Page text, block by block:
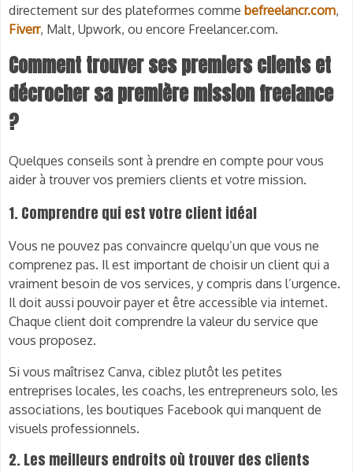
directement sur des plateformes comme befreelancr.com,
Fiverr, Malt, Upwork, ou encore Freelancer.com.
Comment trouver ses premiers clients et
décrocher sa première mission freelance
?
Quelques conseils sont à prendre en compte pour vous
aider à trouver vos premiers clients et votre mission.
1. Comprendre qui est votre client idéal
Vous ne pouvez pas convaincre quelqu’un que vous ne
comprenez pas. Il est important de choisir un client qui a
vraiment besoin de vos services, y compris dans l’urgence.
Il doit aussi pouvoir payer et être accessible via internet.
Chaque client doit comprendre la valeur du service que
vous proposez.
Si vous maîtrisez Canva, ciblez plutôt les petites
entreprises locales, les coachs, les entrepreneurs solo, les
associations, les boutiques Facebook qui manquent de
visuels professionnels.
2. Les meilleurs endroits où trouver des clients